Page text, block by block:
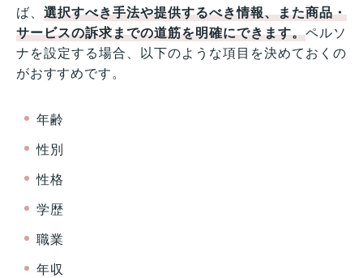
ば、選択すべき手法や提供するべき情報、また商品・
サービスの訴求までの道筋を明確にできます。ペルソ
ナを設定する場合、以下のような項目を決めておくの
がおすすめです。
年齢
性別
性格
学歴
職業
年収